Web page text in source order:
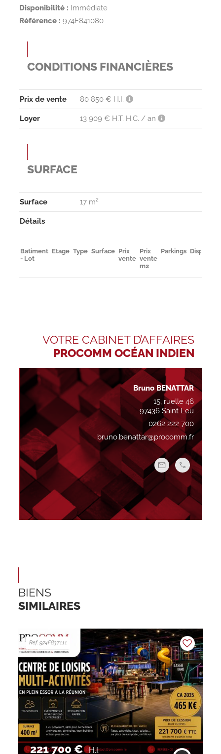
Disponibilité : Immédiate
Référence : 974F841080
CONDITIONS FINANCIÈRES
Prix de vente 80 850 € H.I.
Loyer 13 909 € H.T. H.C. / an
SURFACE
Surface 17 m²
Détails
Batiment
- Lot
Etage Type Surface Prix
vente
Prix
vente
m2
Parkings
VOTRE CABINET D’AFFAIRES
PROCOMM OCÉAN INDIEN
Bruno BENATTAR
15, ruelle 46
97436 Saint Leu
0262 222 700
bruno.benattar@procomm.fr
BIENS
SIMILAIRES
221 700 € H.I.
Ref. 974F837111